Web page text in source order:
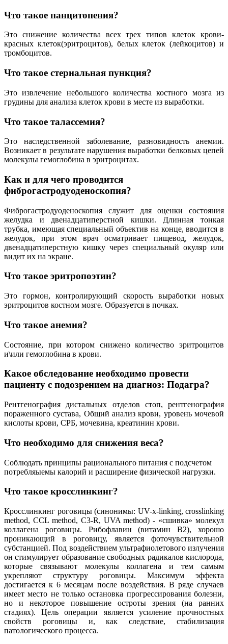
Что такое панцитопения?
Это снижение количества всех трех типов клеток крови-
красных клеток(эритроцитов), белых клеток (лейкоцитов) и
тромбоцитов.
Что такое стернальная пункция?
Это извлечение небольшого количества костного мозга из
грудины для анализа клеток крови в месте из выработки.
Что такое талассемия?
Это наследственной заболевание, разновидность анемии.
Возникает в результате нарушения выработки белковых цепей
молекулы гемоглобина в эритроцитах.
Как и для чего проводится
фиброгастродуоденоскопия?
Фиброгастродуоденоскопия служит для оценки состояния
желудка и двенадцатиперстной кишки. Длинная тонкая
трубка, имеющая специальный объектив на конце, вводится в
желудок, при этом врач осматривает пищевод, желудок,
двенадцатиперстную кишку через специальный окуляр или
видит их на экране.
Что такое эритропоэтин?
Это гормон, контролирующий скорость выработки новых
эритроцитов костном мозге. Образуется в почках.
Что такое анемия?
Состояние, при котором снижено количество эритроцитов
и\или гемоглобина в крови.
Какое обследование необходимо провести
пациенту с подозрением на диагноз: Подагра?
Рентгенография дистальных отделов стоп, рентгенография
пораженного сустава, Общий анализ крови, уровень мочевой
кислоты крови, СРБ, мочевина, креатинин крови.
Что необходимо для снижения веса?
Соблюдать принципы рационального питания с подсчетом
потребляыемы калорий и расширение физической нагрузки.
Что такое кросслинкинг?
Кросслинкинг роговицы (синонимы: UV-x-linking, crosslinking
method, CCL method, С3-R, UVA method) - «сшивка» молекул
коллагена роговицы. Рибофлавин (витамин В2), хорошо
проникающий в роговицу, является фоточувствительной
субстанцией. Под воздействием ультрафиолетового излучения
он стимулирует образование свободных радикалов кислорода,
которые связывают молекулы коллагена и тем самым
укрепляют структуру роговицы. Максимум эффекта
достигается к 6 месяцам после воздействия. В ряде случаев
имеет место не только остановка прогрессирования болезни,
но и некоторое повышение остроты зрения (на ранних
стадиях). Цель операции является усиление прочностных
свойств роговицы и, как следствие, стабилизация
патологического процесса.